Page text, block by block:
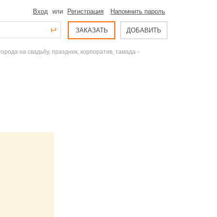
Вход или Регистрация Напомнить пароль
ЗАКАЗАТЬ ДОБАВИТЬ
на свадьбу, праздник, корпоратив, тамада -